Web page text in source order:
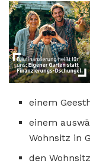
einem
einem
Wohnsitz in
den